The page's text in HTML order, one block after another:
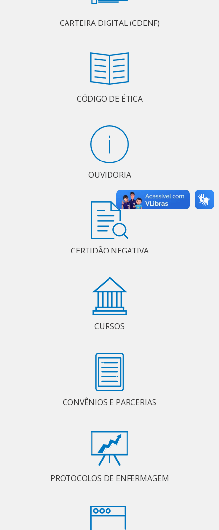
CARTEIRA DIGITAL (CDENF)
CÓDIGO DE ÉTICA
OUVIDORIA
CERTIDÃO NEGATIVA
CURSOS
CONVÊNIOS E PARCERIAS
PROTOCOLOS DE ENFERMAGEM